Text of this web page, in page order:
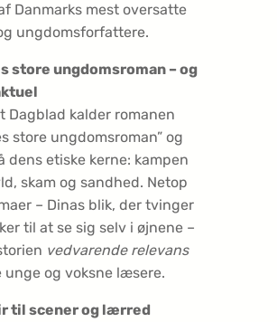
Danmarks mest oversatte
ungdomsforfattere.
store ungdomsroman – og
Dagblad kalder romanen
store ungdomsroman” og
dens etiske kerne: kampen
skam og sandhed. Netop
– Dinas blik, der tvinger
til at se sig selv i øjnene –
vedvarende relevans
unge og voksne læsere.
til scener og lærred